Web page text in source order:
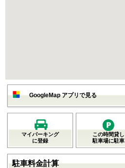
GoogleMap アプリで見る
マイパーキング
に登録
この時間貸し
駐車場に駐車
駐車料金計算